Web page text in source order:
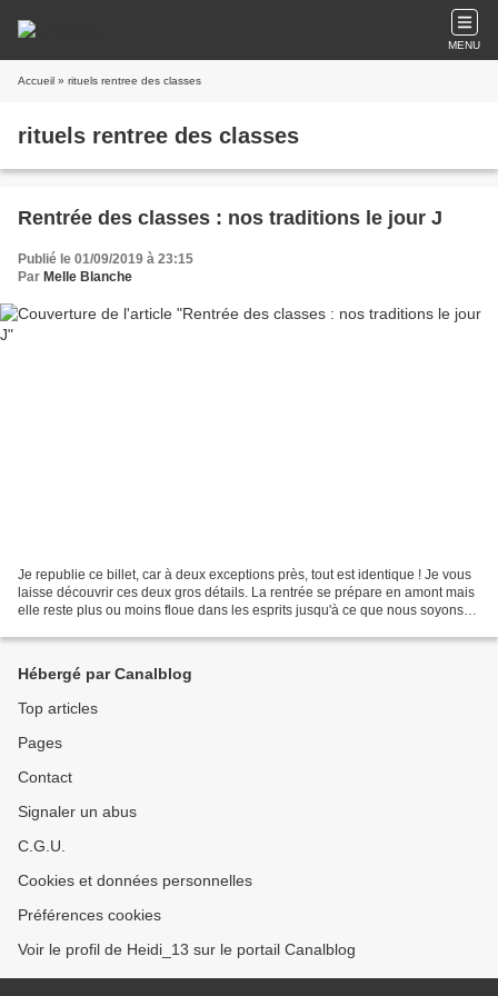
MENU
Accueil » rituels rentree des classes
rituels rentree des classes
Rentrée des classes : nos traditions le jour J
Publié le 01/09/2019 à 23:15
Par Melle Blanche
Je republie ce billet, car à deux exceptions près, tout est identique ! Je vous
laisse découvrir ces deux gros détails. La rentrée se prépare en amont mais
elle reste plus ou moins floue dans les esprits jusqu'à ce que nous soyons
Hébergé par Canalblog
Top articles
Pages
Contact
Signaler un abus
C.G.U.
Cookies et données personnelles
Préférences cookies
Voir le profil de Heidi_13 sur le portail Canalblog